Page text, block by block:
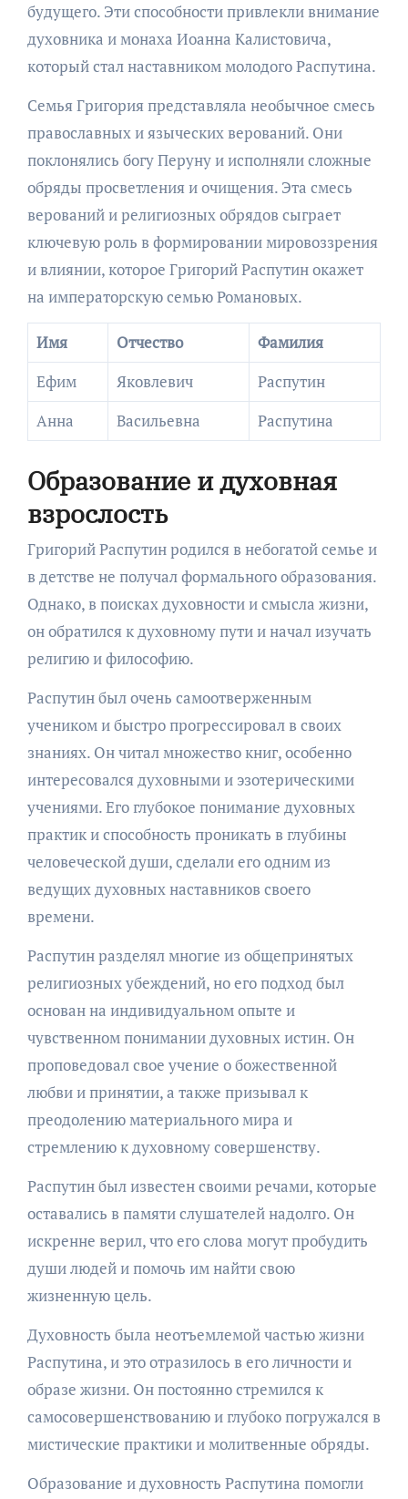
будущего. Эти способности привлекли внимание
духовника и монаха Иоанна Калистовича,
который стал наставником молодого Распутина.
Семья Григория представляла необычное смесь
православных и языческих верований. Они
поклонялись богу Перуну и исполняли сложные
обряды просветления и очищения. Эта смесь
верований и религиозных обрядов сыграет
ключевую роль в формировании мировоззрения
и влиянии, которое Григорий Распутин окажет
на императорскую семью Романовых.
Имя Отчество
Фамилия
Ефим
Яковлевич
Распутин
Анна
Васильевна Распутина
Образование и духовная
взрослость
Григорий Распутин родился в небогатой семье и
в детстве не получал формального образования.
Однако, в поисках духовности и смысла жизни,
он обратился к духовному пути и начал изучать
религию и философию.
Распутин был очень самоотверженным
учеником и быстро прогрессировал в своих
знаниях. Он читал множество книг, особенно
интересовался духовными и эзотерическими
учениями. Его глубокое понимание духовных
практик и способность проникать в глубины
человеческой души, сделали его одним из
ведущих духовных наставников своего
времени.
Распутин разделял многие из общепринятых
религиозных убеждений, но его подход был
основан на индивидуальном опыте и
чувственном понимании духовных истин. Он
проповедовал свое учение о божественной
любви и принятии, а также призывал к
преодолению материального мира и
стремлению к духовному совершенству.
Распутин был известен своими речами, которые
оставались в памяти слушателей надолго. Он
искренне верил, что его слова могут пробудить
души людей и помочь им найти свою
жизненную цель.
Духовность была неотъемлемой частью жизни
Распутина, и это отразилось в его личности и
образе жизни. Он постоянно стремился к
самосовершенствованию и глубоко погружался в
мистические практики и молитвенные обряды.
Образование и духовность Распутина помогли